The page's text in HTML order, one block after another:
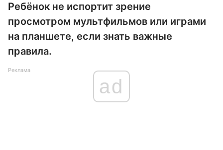
Ребёнок не испортит зрение
просмотром мультфильмов или играми
на планшете, если знать важные
правила.
Реклама
ad